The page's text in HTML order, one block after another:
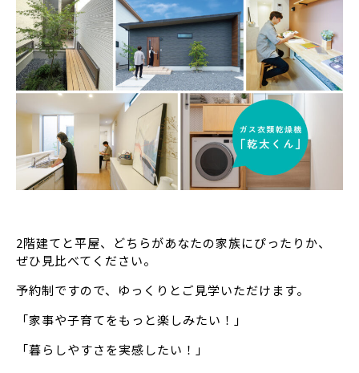
2階建てと平屋、どちらがあなたの家族にぴったりか、
ぜひ見比べてください。
予約制ですので、ゆっくりとご見学いただけます。
「家事や子育てをもっと楽しみたい！」
「暮らしやすさを実感したい！」